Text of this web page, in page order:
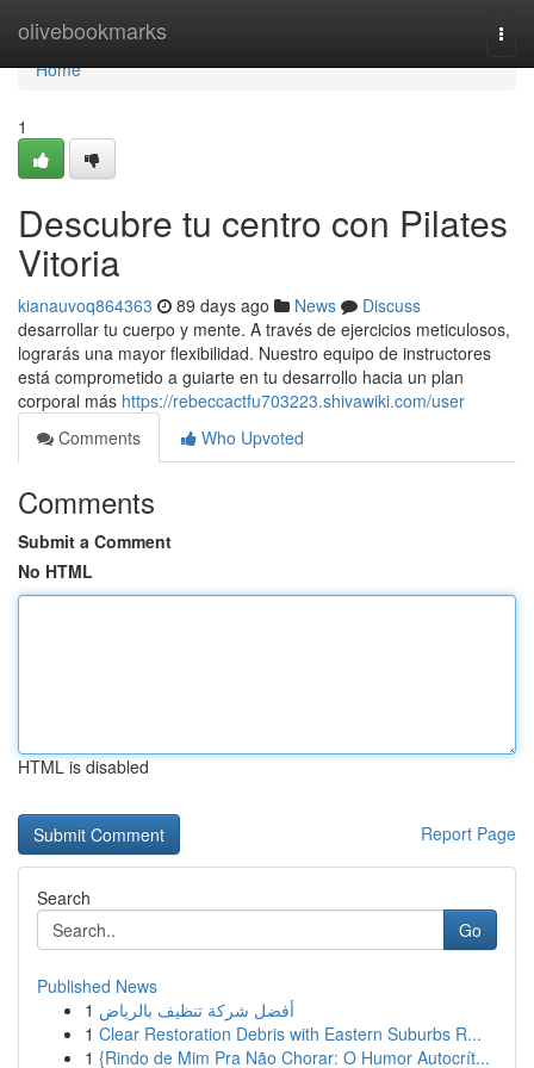
olivebookmarks
Home
Home
1
Descubre tu centro con Pilates
Vitoria
kianauvoq864363 89 days ago News
Discuss
desarrollar tu cuerpo y mente. A través de ejercicios meticulosos,
lograrás una mayor flexibilidad. Nuestro equipo de instructores
está comprometido a guiarte en tu desarrollo hacia un plan
corporal más https://rebeccactfu703223.shivawiki.com/user
Comments
Who Upvoted
Comments
Submit a Comment
No HTML
HTML is disabled
Report Page
Search
Go
Published News
1 أفضل شركة تنظيف بالرياض
1 Clear Restoration Debris with Eastern Suburbs R...
1 {Rindo de Mim Pra Não Chorar: O Humor Autocrít...